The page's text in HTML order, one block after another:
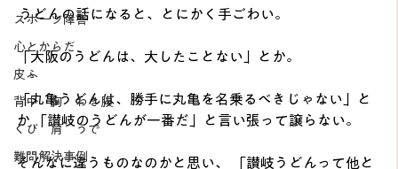
スポーツ障害
心とからだ
皮ふ
背中 胸 わき腹
くび 肩 うで
難問解決事例
うどんの話になると、とにかく手ごわい。
「大阪のうどんは、大したことない」とか。
「丸亀うどんは、勝手に丸亀を名乗るべきじゃない」と
か 「讃岐のうどんが一番だ」と言い張って譲らない。
そんなに違うものなのかと思い、 「讃岐うどんって他と